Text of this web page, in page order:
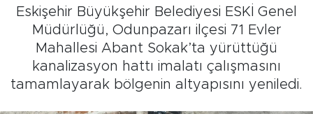
Eskişehir Büyükşehir Belediyesi ESKİ Genel
Müdürlüğü, Odunpazarı ilçesi 71 Evler
Mahallesi Abant Sokak’ta yürüttüğü
kanalizasyon hattı imalatı çalışmasını
tamamlayarak bölgenin altyapısını yeniledi.